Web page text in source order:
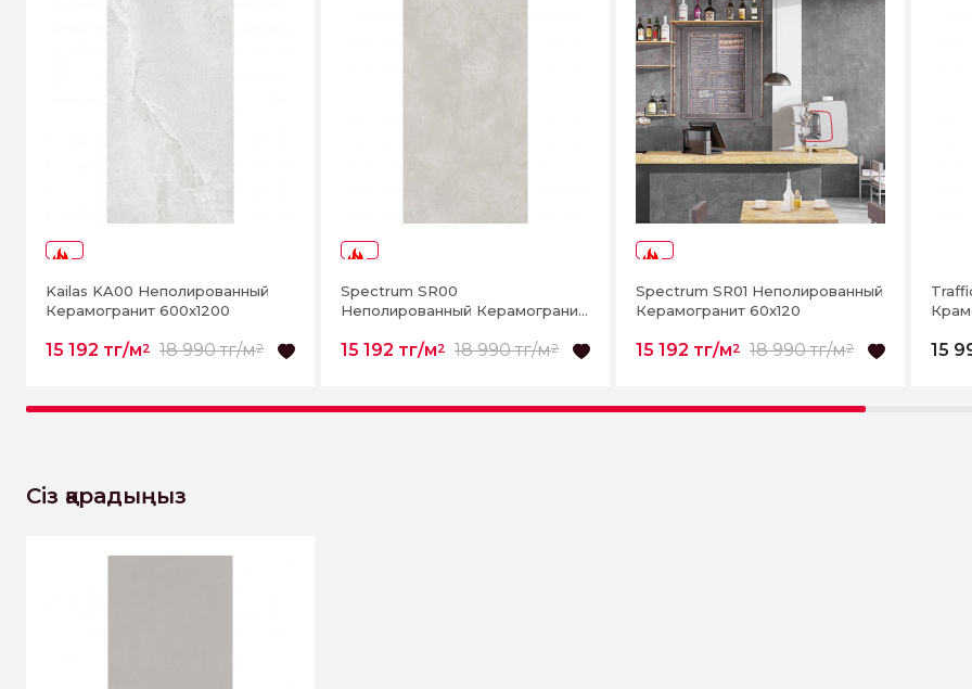
Kailas KA00 Неполированный
Керамогранит 600x1200
15 192 тг/м2 18 990 тг/м2
Spectrum SR00
Неполированный Керамогранит
15 192 тг/м2 18 990 тг/м2
Spectrum SR01 Неполированный
Керамогранит 60x120
15 192 тг/м2 18 990 тг/м2 15
Сіз қарадыңыз